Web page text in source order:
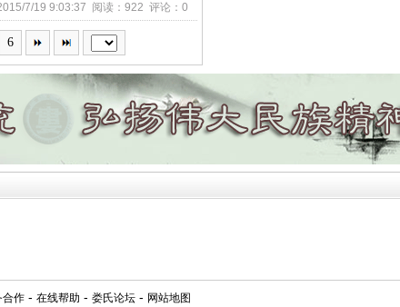
7/19 9:03:37 阅读：922 评论：0
6
合作- 在线帮助 - 娄氏论坛- 网站地图